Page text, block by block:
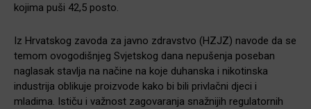
kojima puši 42,5 posto.
Iz Hrvatskog zavoda za javno zdravstvo (HZJZ) navode da se
temom ovogodišnjeg Svjetskog dana nepušenja poseban
naglasak stavlja na načine na koje duhanska i nikotinska
industrija oblikuje proizvode kako bi bili privlačni djeci i
mladima. Ističu i važnost zagovaranja snažnijih regulatornih